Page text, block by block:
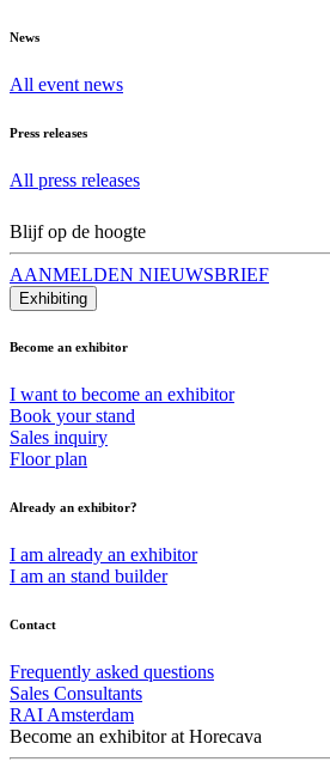
News
All event news
Press releases
All press releases
Blijf op de hoogte
AANMELDEN NIEUWSBRIEF
Exhibiting
Become an exhibitor
I want to become an exhibitor
Book your stand
Sales inquiry
Floor plan
Already an exhibitor?
I am already an exhibitor
I am an stand builder
Contact
Frequently asked questions
Sales Consultants
RAI Amsterdam
Become an exhibitor at Horecava